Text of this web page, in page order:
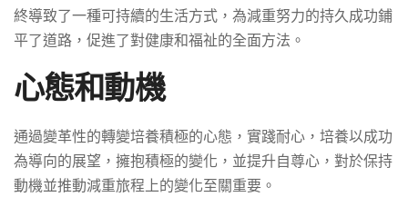
終導致了一種可持續的生活方式，為減重努力的持久成功鋪
平了道路，促進了對健康和福祉的全面方法。
心態和動機
通過變革性的轉變培養積極的心態，實踐耐心，培養以成功
為導向的展望，擁抱積極的變化，並提升自尊心，對於保持
動機並推動減重旅程上的變化至關重要。